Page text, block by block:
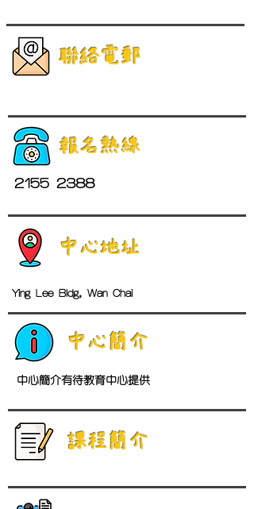
聯絡電郵
報名熱線
2155 2388
中心地址
Ying Lee Bldg, Wan Chai
中心簡介
中心簡介有待教育中心提供
​課程簡介